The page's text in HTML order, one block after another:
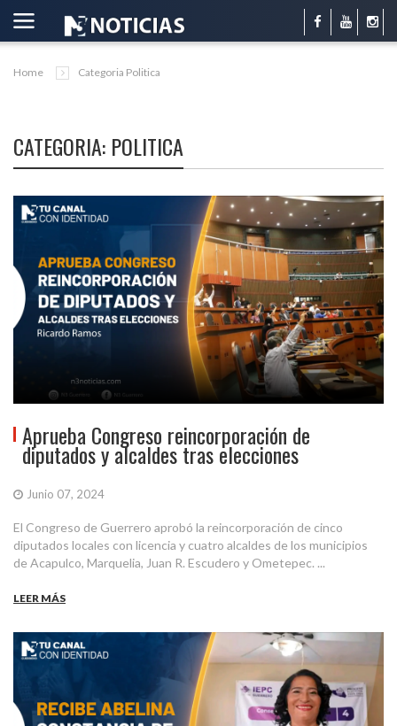
Home Categoria Politica
CATEGORIA: POLITICA
Aprueba Congreso reincorporación de
diputados y alcaldes tras elecciones
Junio 07, 2024
El Congreso de Guerrero aprobó la reincorporación de cinco
diputados locales con licencia y cuatro alcaldes de los municipios
de Acapulco, Marquelia, Juan R. Escudero y Ometepec. ...
LEER MÁS